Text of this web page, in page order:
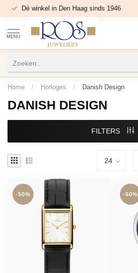
Dé winkel in Den Haag sinds 1946
MENU
Home / Horloges / Danish Design
DANISH DESIGN
FILTERS
-50% -50%